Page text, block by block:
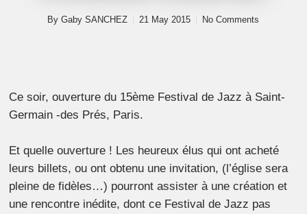
By Gaby SANCHEZ 21 May 2015 No Comments
Ce soir, ouverture du 15ème Festival de Jazz à Saint-
Germain -des Prés, Paris.
Et quelle ouverture ! Les heureux élus qui ont acheté
leurs billets, ou ont obtenu une invitation, (l’église sera
pleine de fidèles…) pourront assister à une création et
une rencontre inédite, dont ce Festival de Jazz pas